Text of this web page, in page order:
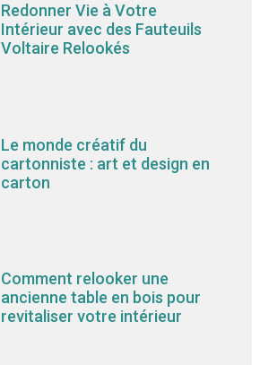
Redonner Vie à Votre
Intérieur avec des Fauteuils
Voltaire Relookés
Le monde créatif du
cartonniste : art et design en
carton
Comment relooker une
ancienne table en bois pour
revitaliser votre intérieur